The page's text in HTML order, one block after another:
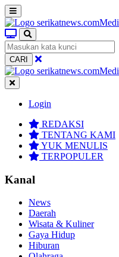
CARI
Login
REDAKSI
TENTANG KAMI
YUK MENULIS
TERPOPULER
Kanal
News
Daerah
Wisata & Kuliner
Gaya Hidup
Hiburan